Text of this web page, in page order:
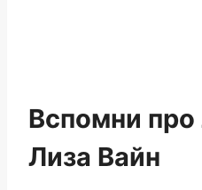
Вспомни
Лиза Вайн